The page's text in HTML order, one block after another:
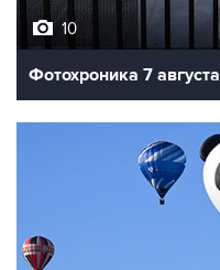
10
Фотохроника 7 августа